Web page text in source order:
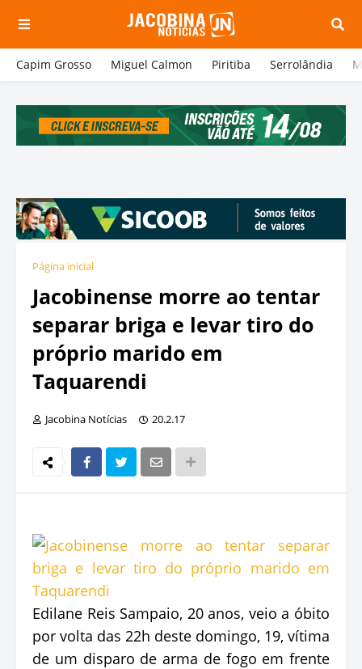
Capim Grosso Miguel Calmon Piritiba Serrolândia
Página inicial
Jacobinense morre ao tentar
separar briga e levar tiro do
próprio marido em
Taquarendi
Jacobina Notícias 20.2.17
Edilane Reis Sampaio, 20 anos, veio a óbito
por volta das 22h deste domingo, 19, vítima
de um disparo de arma de fogo em frente